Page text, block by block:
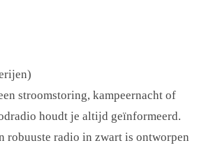
stroomstoring, kampeernacht of
houdt je altijd geïnformeerd.
robuuste radio in zwart is ontworpen